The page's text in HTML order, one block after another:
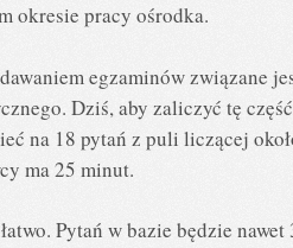
okresie pracy ośrodka.
egzaminów związane
Dziś, aby zaliczyć tę
na 18 pytań z puli liczącej
ma 25 minut.
Pytań w bazie będzie